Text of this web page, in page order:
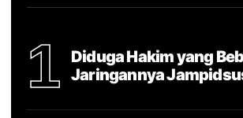
1
Diduga Hakim yang
Jaringannya